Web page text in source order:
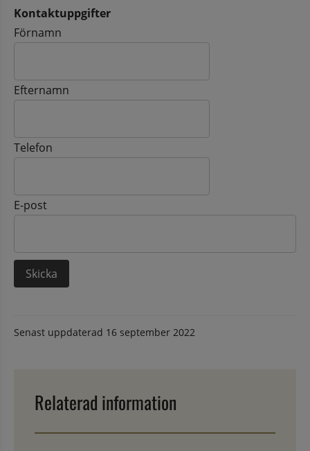
Kontaktuppgifter
Kontaktuppgifter
Förnamn
Efternamn
Telefon
E-post
Senast uppdaterad 16 september 2022
Relaterad information